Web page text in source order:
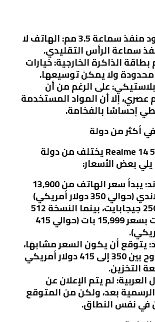
سماعة 3.5 مم:
الهاتف لا
سماعة الرأس التقليدي.
الذاكرة الخارجية:خيارات
محدودة ولا يمكن توسيعها.
على الرغم من أن
عصري، إلا أن المواد المستخدمة
إحساسًا بالفخامة.
أكثر من دولة
سعر هاتف Realme 14 5G يختلف من دولة
يلي بعض الأسعار:
يبدأ سعر الهاتف من 13,900
بات تايلاندي (حوالي 350 دولار أمريكي)
لنسخة 256 جيجابايت، بينما النسخة 512
جيجابايت بسعر 15,999 بات (حوالي 415
يتوقع أن يكون السعر مشابهًا،
حيث يتراوح بين 350 إلى 415 دولار أمريكي
التخزين.
العربية:لم يتم الإعلان عن
الرسمية بعد، ولكن من المتوقع
في نفس النطاق.